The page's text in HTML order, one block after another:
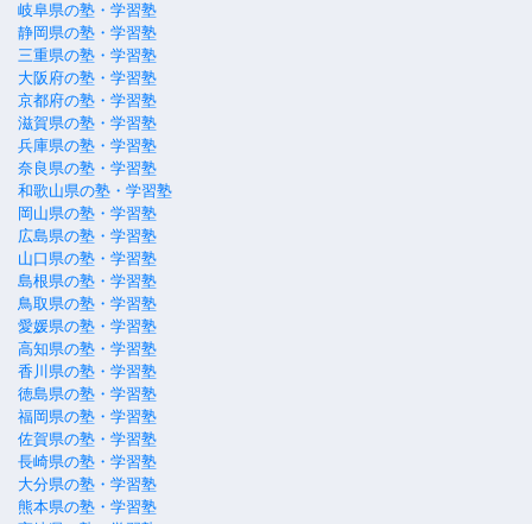
岐阜県の塾・学習塾
静岡県の塾・学習塾
三重県の塾・学習塾
大阪府の塾・学習塾
京都府の塾・学習塾
滋賀県の塾・学習塾
兵庫県の塾・学習塾
奈良県の塾・学習塾
和歌山県の塾・学習塾
岡山県の塾・学習塾
広島県の塾・学習塾
山口県の塾・学習塾
島根県の塾・学習塾
鳥取県の塾・学習塾
愛媛県の塾・学習塾
高知県の塾・学習塾
香川県の塾・学習塾
徳島県の塾・学習塾
福岡県の塾・学習塾
佐賀県の塾・学習塾
長崎県の塾・学習塾
大分県の塾・学習塾
熊本県の塾・学習塾